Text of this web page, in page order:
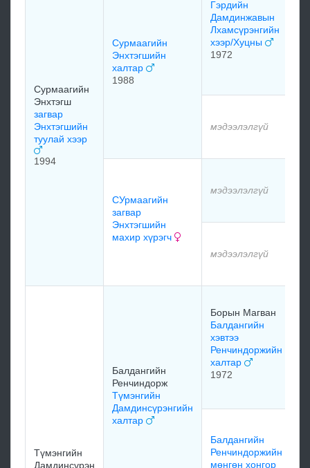
Сурмаагийн
Энхтэгш
загвар
Энхтэгшийн
туулай хээр
1994
Сурмаагийн
Энхтэгшийн
халтар
1988
Гэрдийн
Дамдинжавын
Лхамсүрэнгийн
хээр/Хуцны
1972
мэдээлэлгүй
СУрмаагийн
загвар
Энхтэгшийн
махир хүрэгч
мэдээлэлгүй
мэдээлэлгүй
Түмэнгийн
Дамдинсүрэн
Балдангийн
Ренчиндорж
Түмэнгийн
Дамдинсүрэнгийн
халтар
Борын Магван
Балдангийн
хэвтээ
Ренчиндоржийн
халтар
1972
Балдангийн
Ренчиндоржийн
мөнгөн хонгор